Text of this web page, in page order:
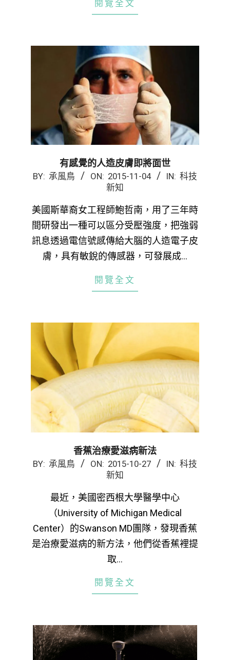
閱覽全文
有感覺的人造皮膚即將面世
2015-
04
BY: 承風鳥 ON: 2015-11-04 IN: 科技
新知
美國斯華裔女工程師鮑哲南，用了三年時
間研發出一種可以區分受壓強度，把強弱
訊息透過電信號感傳給大腦的人造電子皮
膚，具有敏銳的傳感器，可發展成…
閱覽全文
香蕉治療愛滋病新法
2015-
BY: 承風鳥 ON: 2015-10-27 IN: 科技
新知
最近，美國密西根大學醫學中心
（University of Michigan Medical
Center）的Swanson MD團隊，發現香蕉
是治療愛滋病的新方法，他們從香蕉裡提
取…
閱覽全文